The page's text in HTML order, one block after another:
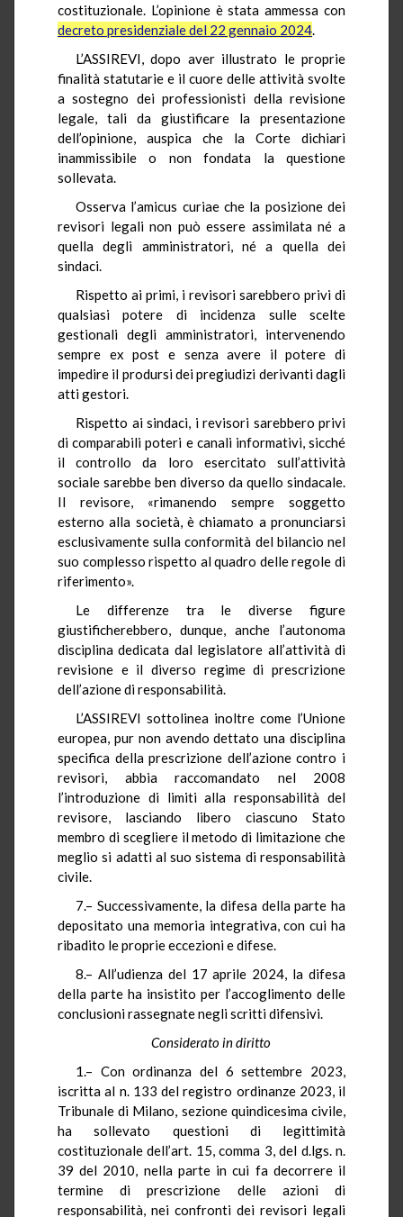
costituzionale. L’opinione è stata ammessa con
decreto presidenziale del 22 gennaio 2024.
L’ASSIREVI, dopo aver illustrato le proprie
finalità statutarie e il cuore delle attività svolte
a sostegno dei professionisti della revisione
legale, tali da giustificare la presentazione
dell’opinione, auspica che la Corte dichiari
inammissibile o non fondata la questione
sollevata.
Osserva l’amicus curiae che la posizione dei
revisori legali non può essere assimilata né a
quella degli amministratori, né a quella dei
sindaci.
Rispetto ai primi, i revisori sarebbero privi di
qualsiasi potere di incidenza sulle scelte
gestionali degli amministratori, intervenendo
sempre ex post e senza avere il potere di
impedire il prodursi dei pregiudizi derivanti dagli
atti gestori.
Rispetto ai sindaci, i revisori sarebbero privi
di comparabili poteri e canali informativi, sicché
il controllo da loro esercitato sull’attività
sociale sarebbe ben diverso da quello sindacale.
Il revisore, «rimanendo sempre soggetto
esterno alla società, è chiamato a pronunciarsi
esclusivamente sulla conformità del bilancio nel
suo complesso rispetto al quadro delle regole di
riferimento».
Le differenze tra le diverse figure
giustificherebbero, dunque, anche l’autonoma
disciplina dedicata dal legislatore all’attività di
revisione e il diverso regime di prescrizione
dell’azione di responsabilità.
L’ASSIREVI sottolinea inoltre come l’Unione
europea, pur non avendo dettato una disciplina
specifica della prescrizione dell’azione contro i
revisori, abbia raccomandato nel 2008
l’introduzione di limiti alla responsabilità del
revisore, lasciando libero ciascuno Stato
membro di scegliere il metodo di limitazione che
meglio si adatti al suo sistema di responsabilità
civile.
7.– Successivamente, la difesa della parte ha
depositato una memoria integrativa, con cui ha
ribadito le proprie eccezioni e difese.
8.– All’udienza del 17 aprile 2024, la difesa
della parte ha insistito per l’accoglimento delle
conclusioni rassegnate negli scritti difensivi.
Considerato in diritto
1.– Con ordinanza del 6 settembre 2023,
iscritta al n. 133 del registro ordinanze 2023, il
Tribunale di Milano, sezione quindicesima civile,
ha sollevato questioni di legittimità
costituzionale dell’art. 15, comma 3, del d.lgs. n.
39 del 2010, nella parte in cui fa decorrere il
termine di prescrizione delle azioni di
responsabilità, nei confronti dei revisori legali